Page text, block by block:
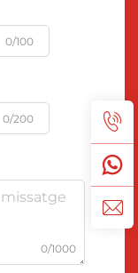
0/100
0/200
0/1000